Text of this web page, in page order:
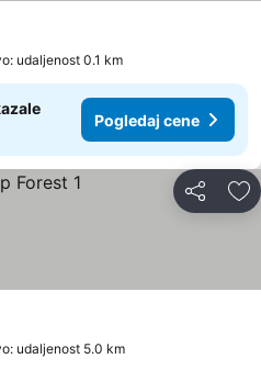
udaljenost 0.1 km
Pogledaj cene
Deli
udaljenost 5.0 km